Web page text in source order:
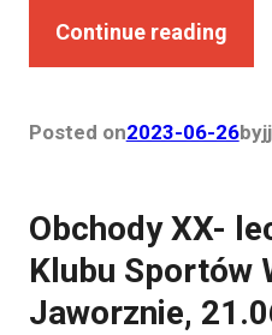
Continue reading
Posted on2023-06-26by
Obchody XX-
Klubu Sportów
Jaworznie,